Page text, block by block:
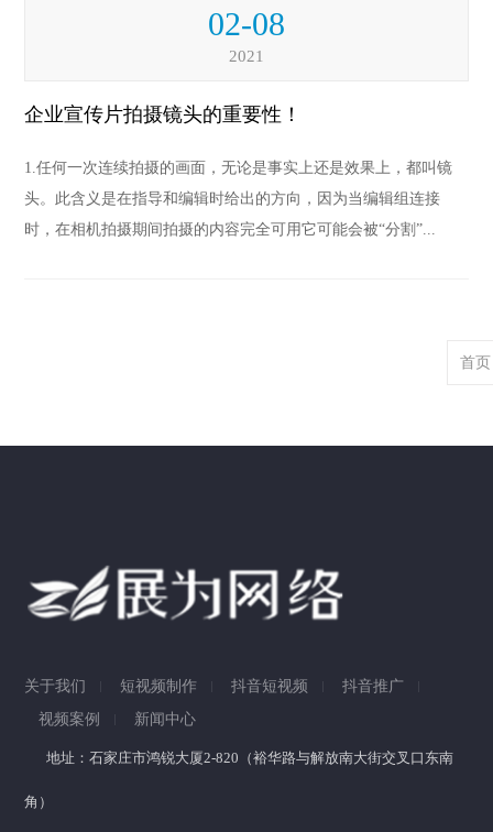
02-08
2021
企业宣传片拍摄镜头的重要性！
1.任何一次连续拍摄的画面，无论是事实上还是效果上，都叫镜
头。此含义是在指导和编辑时给出的方向，因为当编辑组连接
时，在相机拍摄期间拍摄的内容完全可用它可能会被“分割”...
首页
关于我们 短视频制作 抖音短视频
抖音推广
视频案例
新闻中心
地址：石家庄市鸿锐大厦2-820（裕华路与解放南大街交叉口东南
角）